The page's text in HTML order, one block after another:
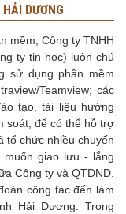
DƯƠNG
mềm, Công ty TNHH
ty tin học) luôn chú
sử dụng phần mềm
Teamview; các
tạo, tài liệu hướng
soát, để có thể hỗ trợ
tổ chức nhiều chuyến
giao lưu - lắng
Công ty và QTDND.
công tác đến làm
Hải Dương. Trong